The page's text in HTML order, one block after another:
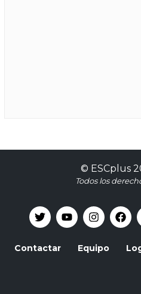
© ESCplus
Todos los
Contactar Equipo